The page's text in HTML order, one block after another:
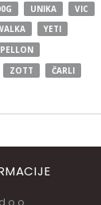
UNIKA
VIC
YETI
ZOTT
ČARLI